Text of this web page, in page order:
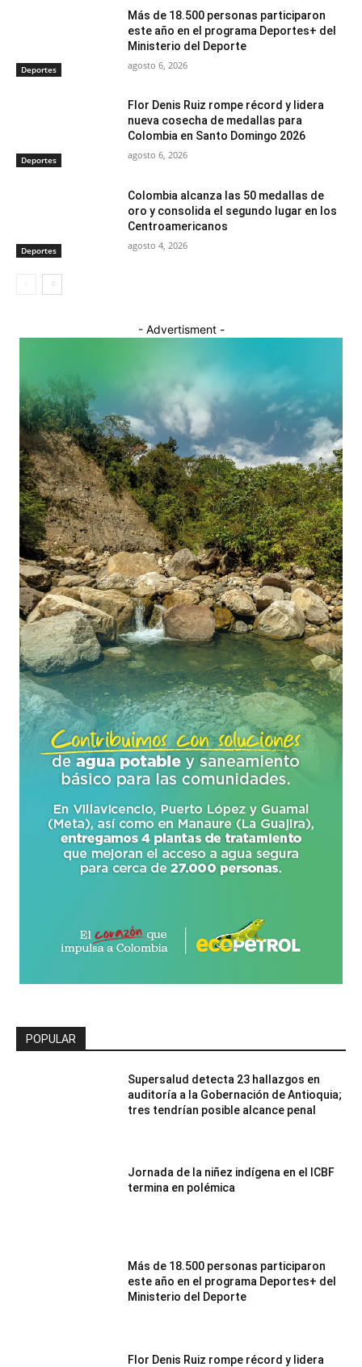
Deportes
Más de 18.500 personas participaron
este año en el programa Deportes+ del
Ministerio del Deporte
agosto 6, 2026
Deportes
Flor Denis Ruiz rompe récord y lidera
nueva cosecha de medallas para
Colombia en Santo Domingo 2026
agosto 6, 2026
Deportes
Colombia alcanza las 50 medallas de
oro y consolida el segundo lugar en los
Centroamericanos
agosto 4, 2026
- Advertisment -
POPULAR
Supersalud detecta 23 hallazgos en
auditoría a la Gobernación de Antioquia;
tres tendrían posible alcance penal
Jornada de la niñez indígena en el ICBF
termina en polémica
Más de 18.500 personas participaron
este año en el programa Deportes+ del
Ministerio del Deporte
Flor Denis Ruiz rompe récord y lidera